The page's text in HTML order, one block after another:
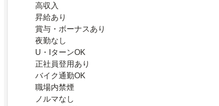
高収入
昇給あり
賞与・ボーナスあり
夜勤なし
U・IターンOK
正社員登用あり
バイク通勤OK
職場内禁煙
ノルマなし